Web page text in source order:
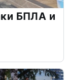
БПЛА и